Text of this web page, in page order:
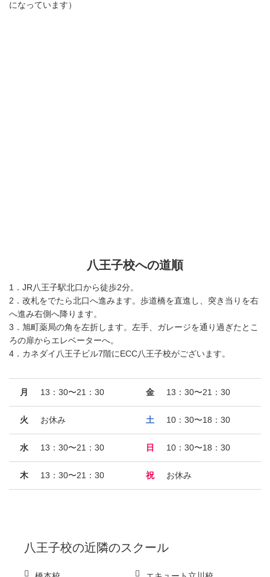
になっています）
八王子校への道順
1．JR八王子駅北口から徒歩2分。
2．改札をでたら北口へ進みます。歩道橋を直進し、突き当りを右
へ進み右側へ降ります。
3．旭町薬局の角を左折します。左手、ガレージを通り過ぎたとこ
ろの扉からエレベーターへ。
4．カネダイ八王子ビル7階にECC八王子校がございます。
月 13：30〜21：30
火 お休み
水 13：30〜21：30
木 13：30〜21：30
金 13：30〜21：30
土 10：30〜18：30
日 10：30〜18：30
祝 お休み
八王子校の近隣のスクール